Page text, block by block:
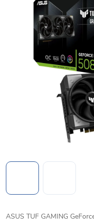
ASUS TUF GAMING